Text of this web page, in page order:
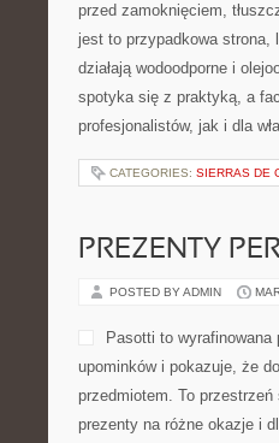
przed zamoknięciem,
jest to przypadkowa
działają wodoodporne i
spotyka się z praktyką, a
profesjonalistów, jak i dla
CATEGORIES: SIERRAS DE
PREZENTY
POSTED BY ADMIN
Pasotti to
upominków i pokazuje, że
przedmiotem. To
prezenty na różne okazje i